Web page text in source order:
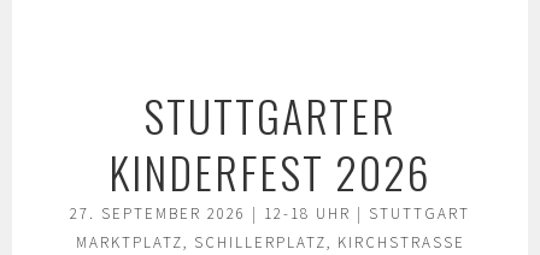
STUTTGARTER
KINDERFEST 2026
27. SEPTEMBER 2026 | 12-18 UHR | STUTTGART
MARKTPLATZ, SCHILLERPLATZ, KIRCHSTRASSE